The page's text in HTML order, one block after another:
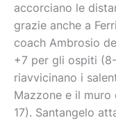
accorciano le
grazie anche a
coach Ambrosio
+7 per gli ospiti
riavvicinano i
Mazzone e il muro
17). Santangelo